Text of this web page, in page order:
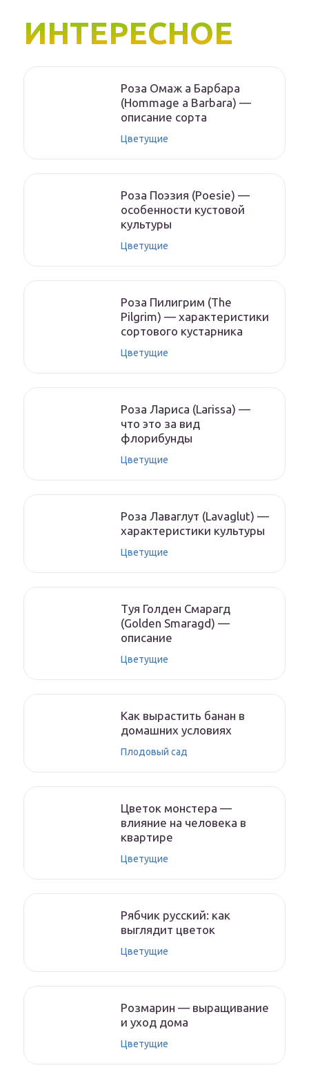
ИНТЕРЕСНОЕ
Роза Омаж а Барбара
(Hommage a Barbara) —
описание сорта
Цветущие
Роза Поэзия (Poesie) —
особенности кустовой
культуры
Цветущие
Роза Пилигрим (The
Pilgrim) — характеристики
сортового кустарника
Цветущие
Роза Лариса (Larissa) —
что это за вид
флорибунды
Цветущие
Роза Лаваглут (Lavaglut) —
характеристики культуры
Цветущие
Туя Голден Смарагд
(Golden Smaragd) —
описание
Цветущие
Как вырастить банан в
домашних условиях
Плодовый сад
Цветок монстера —
влияние на человека в
квартире
Цветущие
Рябчик русский: как
выглядит цветок
Цветущие
Розмарин — выращивание
и уход дома
Цветущие